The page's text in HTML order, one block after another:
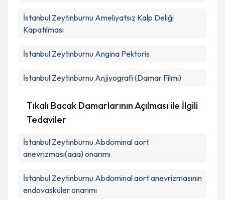
İstanbul Zeytinburnu Ameliyatsız Kalp Deliği
Kapatılması
İstanbul Zeytinburnu Angina Pektoris
İstanbul Zeytinburnu Anjiyografi (Damar Filmi)
Tıkalı Bacak Damarlarının Açılması ile İlgili
Tedaviler
İstanbul Zeytinburnu Abdominal aort
anevrizması(aaa) onarımı
İstanbul Zeytinburnu Abdominal aort anevrizmasının
endovasküler onarımı